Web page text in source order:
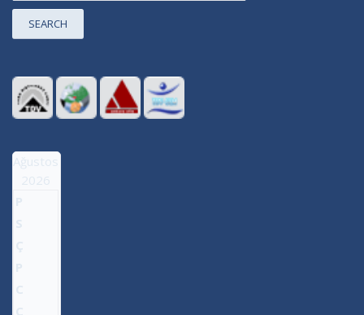
SEARCH
Ağustos
2026
P
S
Ç
P
C
C